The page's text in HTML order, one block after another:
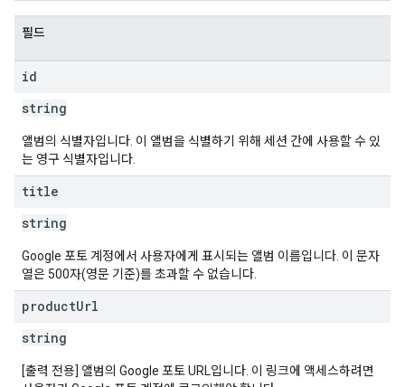
필드
id
string
앨범의 식별자입니다. 이 앨범을 식별하기 위해 세션 간에 사용할 수 있
는 영구 식별자입니다.
title
string
Google 포토 계정에서 사용자에게 표시되는 앨범 이름입니다. 이 문자
열은 500자(영문 기준)를 초과할 수 없습니다.
productUrl
string
[출력 전용] 앨범의 Google 포토 URL입니다. 이 링크에 액세스하려면